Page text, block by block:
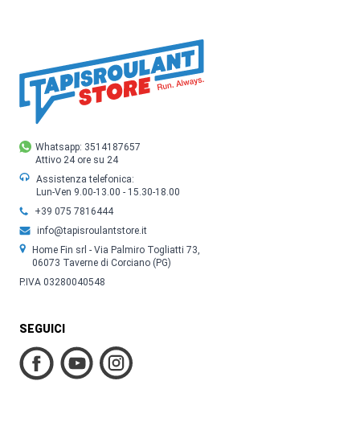
Whatsapp: 3514187657
Attivo 24 ore su 24
Assistenza telefonica:
Lun-Ven 9.00-13.00 - 15.30-18.00
+39 075 7816444
info@tapisroulantstore.it
Home Fin srl - Via Palmiro Togliatti 73,
06073 Taverne di Corciano (PG)
P.IVA 03280040548
SEGUICI